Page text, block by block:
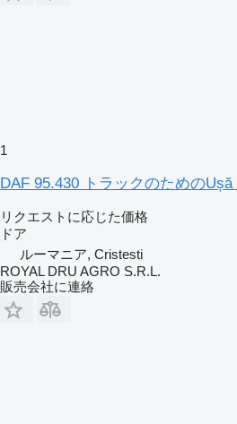
1
DAF 95.430 トラックのための
リクエストに応じた価格
ドア
ルーマニア, Cristesti
ROYAL DRU AGRO S.R.L.
販売会社に連絡